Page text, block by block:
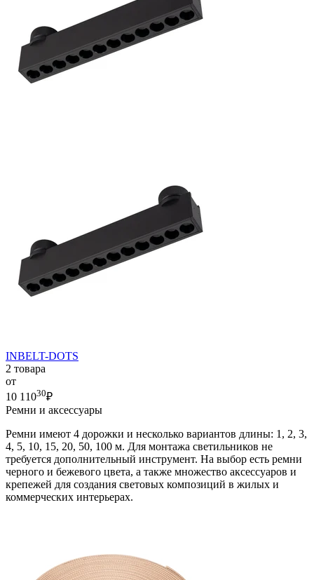
INBELT-DOTS
2 товара
от
10 11030₽
Ремни и аксессуары
Ремни имеют 4 дорожки и несколько вариантов длины: 1, 2, 3,
4, 5, 10, 15, 20, 50, 100 м. Для монтажа светильников не
требуется дополнительный инструмент. На выбор есть ремни
черного и бежевого цвета, а также множество аксессуаров и
крепежей для создания световых композиций в жилых и
коммерческих интерьерах.